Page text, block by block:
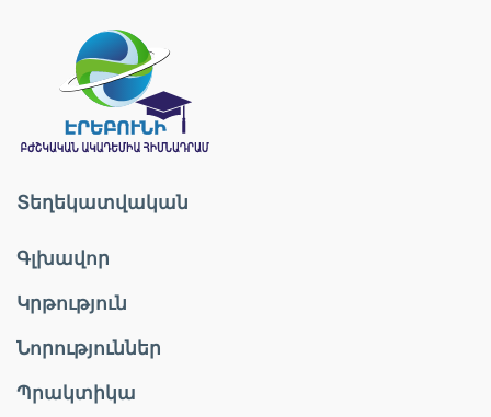
Տեղեկատվական
Գլխավոր
Կրթություն
Նորություններ
Պրակտիկա